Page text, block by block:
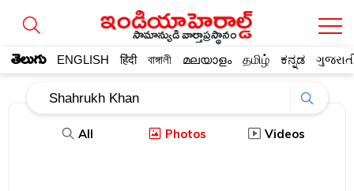
సామాన్యుడి వార్తాప్రస్థానం
తెలుగు ENGLISH हिंदी বাঙ্গালী മലയാളം தமிழ் ಕನ್ನಡ
All Photos Videos